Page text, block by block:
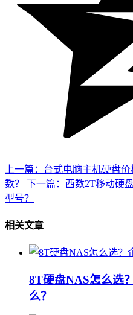
上一篇：台式电脑主机硬盘
数？
下一篇：西数2T移动硬
型号？
相关文章
8T硬盘NAS怎么选
么？